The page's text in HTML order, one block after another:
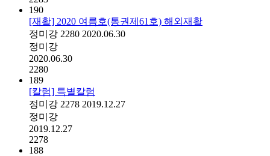
190
[재활] 2020 여름호(통권제61호) 해외재활
정미강 2280 2020.06.30
정미강
2020.06.30
2280
189
[칼럼] 특별칼럼
정미강 2278 2019.12.27
정미강
2019.12.27
2278
188